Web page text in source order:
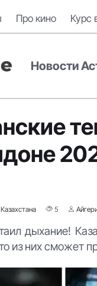
Про кино Курс
Новости
5
дыхание!
из них сможет